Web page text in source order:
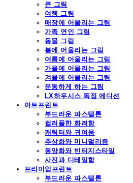
큰 그림
여행 그림
매장에 어울리는 그림
가족 연인 그림
동물 그림
봄에 어울리는 그림
여름에 어울리는 그림
가을에 어울리는 그림
겨울에 어울리는 그림
운동하게 하는 그림
LX하우시스 독점 에디션
아트프린트
부드러운 파스텔톤
컬러풀한 화려함
캐릭터와 귀여움
추상화와 미니멀리즘
동양화와 빈티지스타일
사진과 디테일함
프리미엄프린트
부드러운 파스텔톤